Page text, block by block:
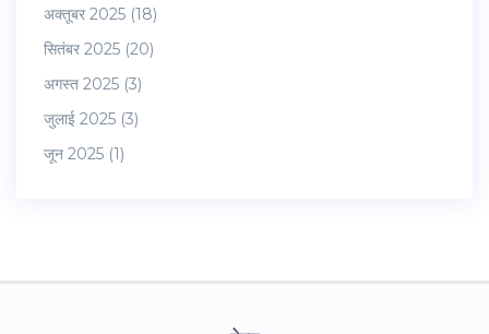
अक्तूबर 2025 (18)
सितंबर 2025 (20)
अगस्त 2025 (3)
जुलाई 2025 (3)
जून 2025 (1)